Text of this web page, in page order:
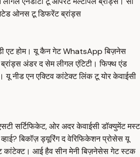
ओनस टू डिफरेंट ब्रांड्स
एट होम। यू कैन गेट WhatsApp बिज़नेस
अंडर द सेम लीगल एंटिटी। फिफ्थ एंड
यू नीड एन एक्टिव कांटेक्ट लिंक टू योर केवाईसी
सर्टिफिकेट, ओर अदर केवाईसी डॉक्युमेंट मस्ट
बिकॉज़ ड्यूरिंग द वेरिफिकेशन प्रोसेस यू
कांटेक्ट। आई हैव सीन मेनी बिज़नेसेस गेट स्टक